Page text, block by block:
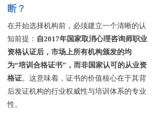
断？
在开始选择机构前，必须建立一个清晰的认
知前提： 自2017年国家取消心理咨询师职业
资格认证后，市场上所有机构颁发的均
为“培训合格证书”，而非国家认可的从业资
格证。这意味着，证书的价值核心在于其背
后发证机构的行业权威性与培训体系的专业
性。